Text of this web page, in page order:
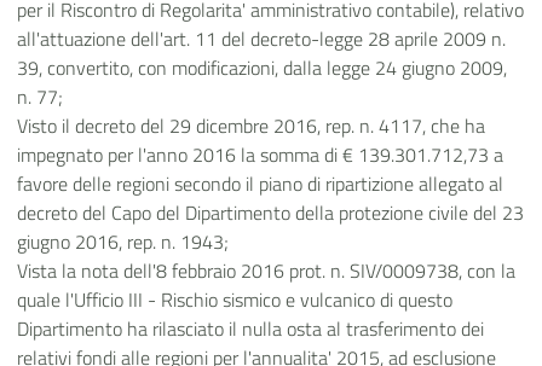
per il Riscontro di Regolarita' amministrativo contabile), relativo
all'attuazione dell'art. 11 del decreto-legge 28 aprile 2009 n.
39, convertito, con modificazioni, dalla legge 24 giugno 2009,
n. 77;
Visto il decreto del 29 dicembre 2016, rep. n. 4117, che ha
impegnato per l'anno 2016 la somma di € 139.301.712,73 a
favore delle regioni secondo il piano di ripartizione allegato al
decreto del Capo del Dipartimento della protezione civile del 23
giugno 2016, rep. n. 1943;
Vista la nota dell'8 febbraio 2016 prot. n. SIV/0009738, con la
quale l'Ufficio III - Rischio sismico e vulcanico di questo
Dipartimento ha rilasciato il nulla osta al trasferimento dei
relativi fondi alle regioni per l'annualita' 2015, ad esclusione